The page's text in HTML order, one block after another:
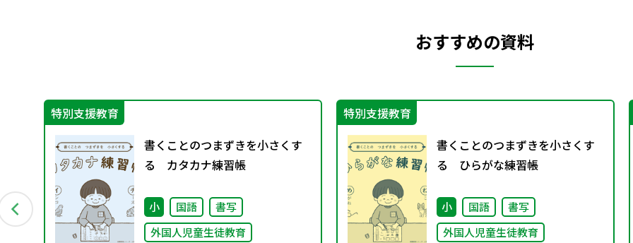
おすすめの資料
特別支援教育
書くことのつまずきを小さくす
る カタカナ練習帳
小 国語
書写
外国人児童生徒教育
特別支援教育
書くことのつまずきを小さくす
る ひらがな練習帳
小 国語
書写
外国人児童生徒教育